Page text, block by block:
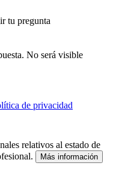
tu pregunta
No será visible
de privacidad
relativos al estado de
Más información